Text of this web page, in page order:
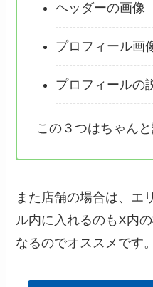
ヘッダーの画像
プロフィール画
プロフィールの
この３つはちゃん
また店舗の場合は、エ
ル内に入れるのもX内
なるのでオススメです。